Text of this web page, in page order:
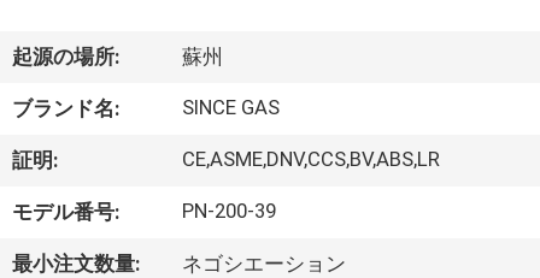
品
わ
た
し
起源の場所: 蘇州
ブランド名: SINCE GAS
証明: CE,ASME,DNV,CCS,BV,ABS,LR
モデル番号: PN-200-39
最小注文数量: ネゴシエーション